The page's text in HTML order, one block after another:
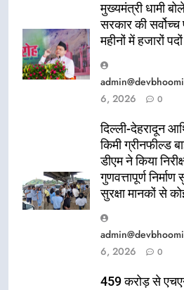
मुख्यमंत्री धामी
सरकार की
महीनों में हजारों
6, 2026
0
दिल्ली-देहरादून
किमी ग्रीनफील्ड
डीएम ने किया
गुणवत्तापूर्ण
सुरक्षा मानकों से
6, 2026
0
459 करोड़ से